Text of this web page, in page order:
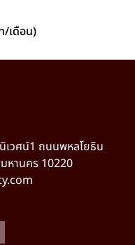
/เดือน)
วศน์1 ถนนพหลโยธิน
หานคร 10220